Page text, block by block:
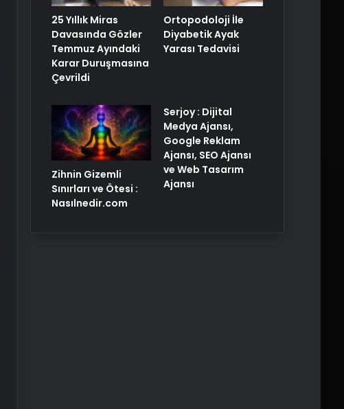
25 Yıllık Miras
Davasında Gözler
Temmuz Ayındaki
Karar Duruşmasına
Çevrildi
Ortopodoloji İle
Diyabetik Ayak
Yarası Tedavisi
Zihnin Gizemli
Sınırları ve Ötesi :
Nasılnedir.com
Serjoy : Dijital
Medya Ajansı,
Google Reklam
Ajansı, SEO Ajansı
ve Web Tasarım
Ajansı